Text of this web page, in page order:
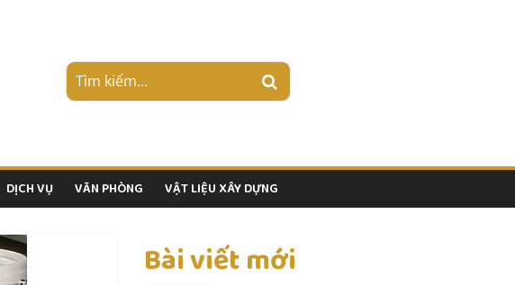
DỊCH VỤ VĂN PHÒNG VẬT LIỆU XÂY DỰNG
Bài viết mới